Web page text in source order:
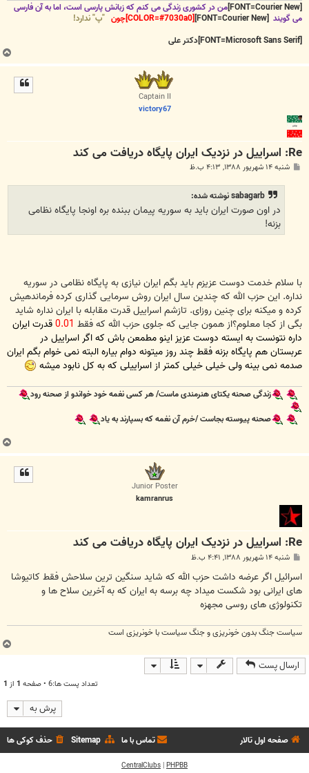
[FONT=Courier New]
من در کشوری زندگی می کنم که زبانش پارسی است، اما به آن فارسی
می گویند [FONT=Courier New] [COLOR=#7030a0]چون
"پ" ندارد!
[FONT=Microsoft Sans Serif]دکتر علی
Captain II
victory67
Re: اسراییل در نزدیک ایران پایگاه دریافت می کند
شنبه ۱۴ شهریور ۱۳۸۸, ۴:۱۳ ب.ظ
sabagarb نوشته شده:
در اون صورت ایران باید به سوریه پیمان ببنده بره اونجا پایگاه نظامی
بزنه!
با سلام خدمت دوست عزیزم باید بگم ایران نیازی به پایگاه نظامی در سوریه
نداره. این حزب الله که چندین سال ایران روش سرمایی گذاری کرده فرماندهیش
کرده و میکنه برای چنین روزای. تازشم اسراییل قدرت مقابله با ایران نداره شاید
بگی از کجا معلوم؟از همون جایی که جلوی حزب الله که فقط 0.01قدرت ایران
داره نتونست به ایسته دوست عزیز اینو مطمعن باش که اگر اسراییل در
عربستان هم پایگاه بزنه فقط چند روز میتونه دوام بیاره البته نمی خوام بگم ایران
صدمه نمی بینه ولی خیلی خیلی کمتر از اسراییلی که به کل نابود میشه
زندگی صحنه یکتای هنرمندی ماست/ هر کسی نغمه خود خواندو از صحنه رود
صحنه پیوسته بجاست /خرم آن نغمه که بسپارند به یاد
Junior Poster
kamranrus
Re: اسراییل در نزدیک ایران پایگاه دریافت می کند
ت
شنبه ۱۴ شهریور ۱۳۸۸, ۴:۴۱ ب.ظ
اسرائیل اگر عرضه داشت حزب الله که شاید سنگین ترین سلاحش فقط کاتیوشا
های ایرانی بود شکست میداد چه برسه به ایران که به آخرین سلاح ها و
تکنولوژی های روسی مجهزه
سیاست جنگ بدون خونریزی و جنگ سیاست با خونریزی است
ارسال پست
تعداد پست ها:6 • صفحه 1 از 1
پرش به
صفحه اول تالار حذف کوکی ها Sitemap تماس با ما
PHPBB
|
CentralClubs